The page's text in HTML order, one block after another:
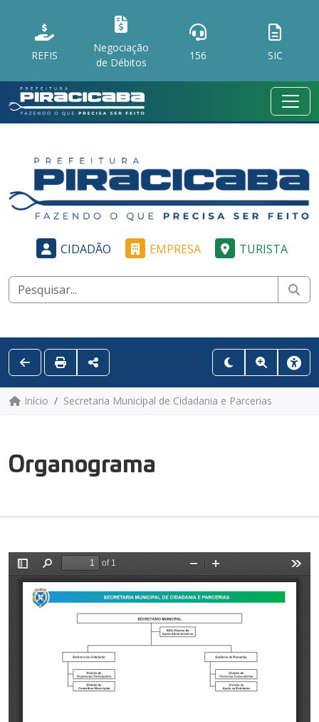
REFIS
Negociação
de Débitos
156 SIC
CIDADÃO EMPRESA TURISTA
Início Secretaria Municipal de Cidadania e Parcerias
Organograma